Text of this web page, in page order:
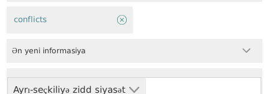
Ayrı-seçkiliyə zidd siyasət
conflicts
Ən yeni informasiya